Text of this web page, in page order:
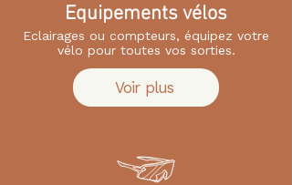
Equipements vélos
Eclairages ou compteurs, équipez votre
vélo pour toutes vos sorties.
Voir plus